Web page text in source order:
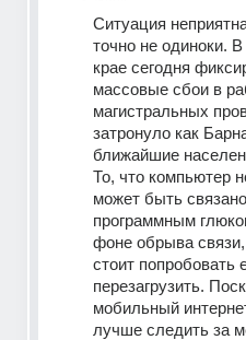
Ситуация
точно не одиноки.
крае сегодня
массовые сбои в
магистральных
затронуло как
ближайшие
То, что компьютер
может быть
программным
фоне обрыва
стоит попробовать
перезагрузить.
мобильный
лучше следить за